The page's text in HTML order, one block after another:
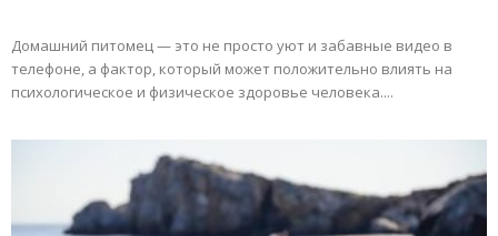
Домашний питомец — это не просто уют и забавные видео в
телефоне, а фактор, который может положительно влиять на
психологическое и физическое здоровье человека....